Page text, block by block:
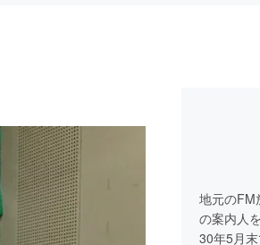
地元の
の案内人
30年5月